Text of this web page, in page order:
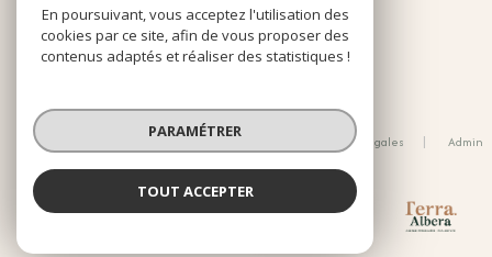
TERRA ALBERA
© 2026 | Tous droits réservés
Nos partenaires Mentions légales
Admin
En poursuivant, vous acceptez l'utilisation des
cookies par ce site, afin de vous proposer des
contenus adaptés et réaliser des statistiques !
PARAMÉTRER
TOUT ACCEPTER